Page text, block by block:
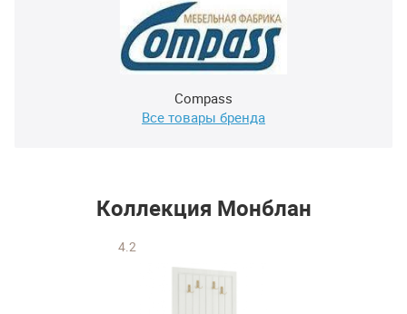
Compass
Все товары бренда
Коллекция Монблан
4.2